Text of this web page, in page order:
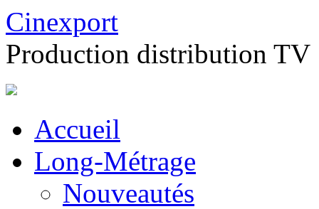
Cinexport
Production distribution TV
Accueil
Long-Métrage
Nouveautés